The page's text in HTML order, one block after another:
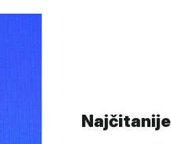
Najčitanije